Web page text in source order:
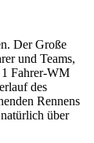
Der Große
und Teams,
1 Fahrer-WM
des
Rennens
über